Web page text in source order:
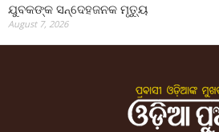
ଯୁବକଙ୍କ ସନ୍ଦେହଜନକ ମୃତ୍ୟୁ
August 7, 2026